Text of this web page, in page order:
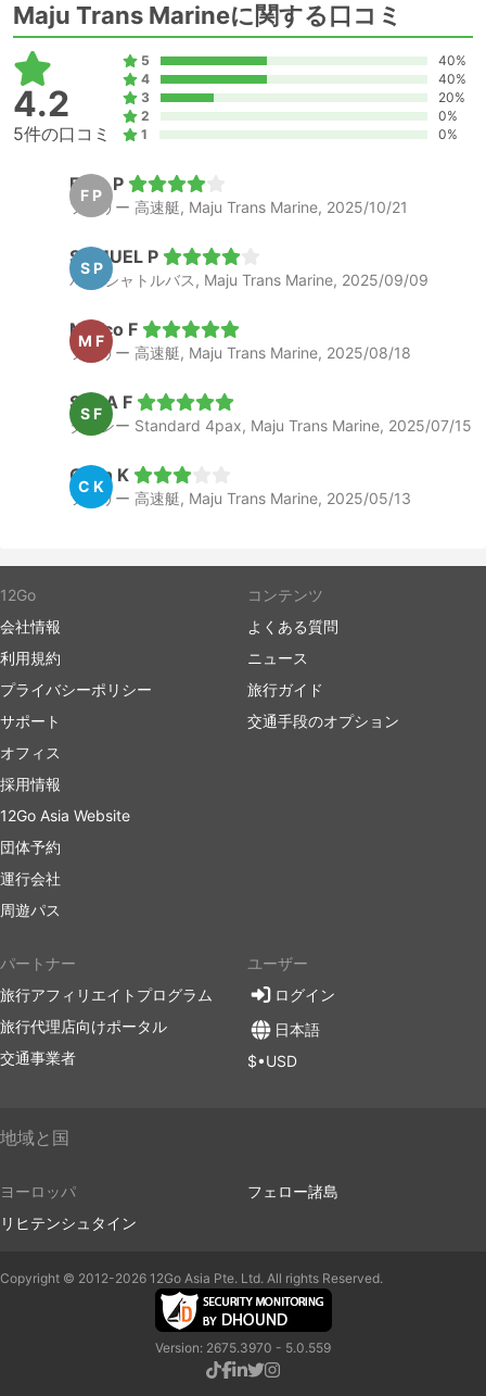
Maju Trans Marineに関する口コミ
F P
Finja P
フェリー 高速艇, Maju Trans Marine, 2025/10/21
S P
SAMUEL P
バン シャトルバス, Maju Trans Marine, 2025/09/09
M F
Marco F
フェリー 高速艇, Maju Trans Marine, 2025/08/18
S F
SARA F
タクシー Standard 4pax, Maju Trans Marine, 2025/07/15
C K
Colin K
フェリー 高速艇, Maju Trans Marine, 2025/05/13
4.2
5件の口コミ
5
40%
4
40%
3
20%
2
0%
1
0%
12Go
会社情報
利用規約
プライバシーポリシー
サポート
オフィス
採用情報
12Go Asia Website
団体予約
運行会社
周遊パス
コンテンツ
よくある質問
ニュース
旅行ガイド
交通手段のオプション
パートナー
旅行アフィリエイトプログラム
旅行代理店向けポータル
交通事業者
ユーザー
ログイン
日本語
$•USD
地域と国
ヨーロッパ
リヒテンシュタイン
フェロー諸島
Copyright © 2012-2026 12Go Asia Pte. Ltd. All rights Reserved.
Version: 2675.3970 - 5.0.559